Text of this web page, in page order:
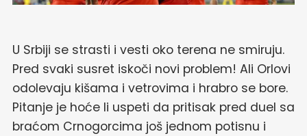
U Srbiji se strasti i vesti oko terena ne smiruju.
Pred svaki susret iskoči novi problem! Ali Orlovi
odolevaju kišama i vetrovima i hrabro se bore.
Pitanje je hoće li uspeti da pritisak pred duel sa
braćom Crnogorcima još jednom potisnu i